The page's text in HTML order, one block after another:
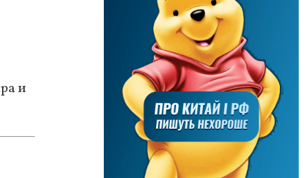
и